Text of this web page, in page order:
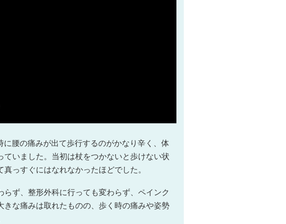
腰の痛みが出て歩行するのがかなり辛く、体
いました。当初は杖をつかないと歩けない状
っすぐにはなれなかったほどでした。
ず、整形外科に行っても変わらず、ペインク
きな痛みは取れたものの、歩く時の痛みや姿勢